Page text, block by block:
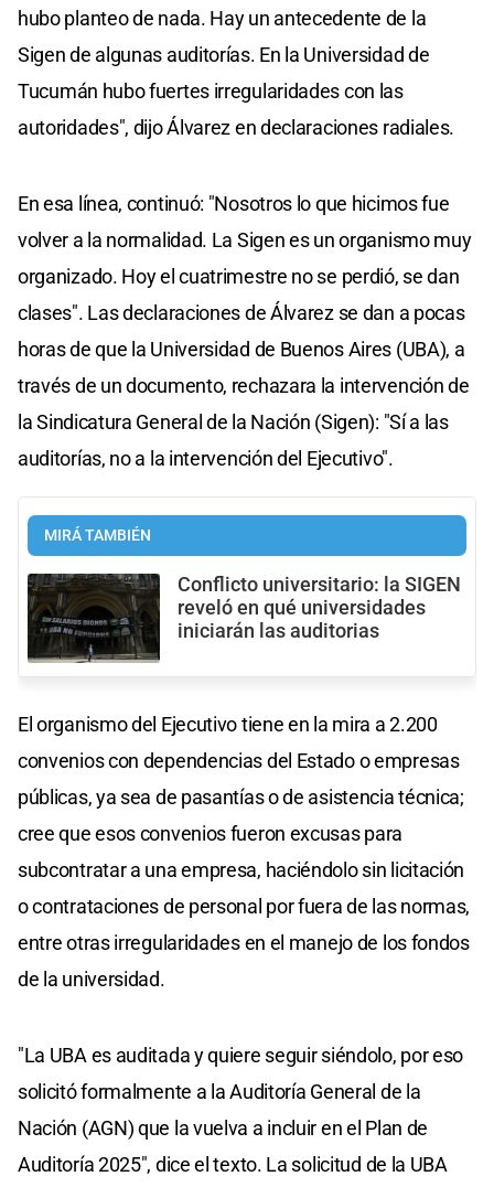
hubo planteo de nada. Hay un antecedente de la
Sigen de algunas auditorías. En la Universidad de
Tucumán hubo fuertes irregularidades con las
autoridades", dijo Álvarez en declaraciones radiales.
En esa línea, continuó: "Nosotros lo que hicimos fue
volver a la normalidad. La Sigen es un organismo muy
organizado. Hoy el cuatrimestre no se perdió, se dan
clases". Las declaraciones de Álvarez se dan a pocas
horas de que la Universidad de Buenos Aires (UBA), a
través de un documento, rechazara la intervención de
la Sindicatura General de la Nación (Sigen): "Sí a las
auditorías, no a la intervención del Ejecutivo".
MIRÁ TAMBIÉN
Conflicto universitario: la SIGEN
reveló en qué universidades
iniciarán las auditorias
El organismo del Ejecutivo tiene en la mira a 2.200
convenios con dependencias del Estado o empresas
públicas, ya sea de pasantías o de asistencia técnica;
cree que esos convenios fueron excusas para
subcontratar a una empresa, haciéndolo sin licitación
o contrataciones de personal por fuera de las normas,
entre otras irregularidades en el manejo de los fondos
de la universidad.
"La UBA es auditada y quiere seguir siéndolo, por eso
solicitó formalmente a la Auditoría General de la
Nación (AGN) que la vuelva a incluir en el Plan de
Auditoría 2025", dice el texto. La solicitud de la UBA